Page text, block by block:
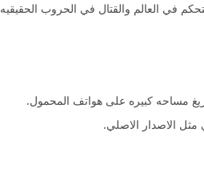
في العالم والقتال في الحروب الحقيقيه
مساحه كبيره على هواتف المحمول.
مثل الاصدار الاصلي.